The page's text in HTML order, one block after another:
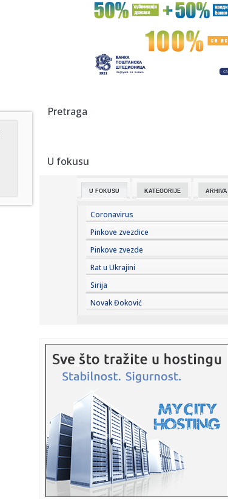
22:40:Crveni alarm u Rumuniji: Snažna
Izdato upo...
Grčke plaže pod lupom inspekcije:
22:36:Infantino u ofanzivi – stigao na
ponude vi...
22:25:
22:24:
Dva automobila gorela u Beogradu:
22:20:Grozna vest za Hetafe
22:17:Novi DSS osuđuje uvredljive
22:14:Nakon borbe za život iz bolničkog
"Srbij...
22:09: Bolomboj ne ide u Asvel – iskusni
22:08:
betonsk...
22:08:Jeziv prizor u pogrebnom zavodu:
tela u fa...
22:01:Vikend horoskop za 8. i 9. avgust
kapije don...
22:00:ORLIĆI PORAŽENI NA STARTU:
Pretraga
U fokusu
U FOKUSU KATEGORIJE ARHIVA
Coronavirus
Pinkove zvezdice
Pinkove zvezde
Rat u Ukrajini
Sirija
Novak Đoković